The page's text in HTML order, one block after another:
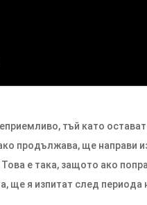
тъй като
продължава, ще направи
е така, защото ако
ще я изпитат след периода